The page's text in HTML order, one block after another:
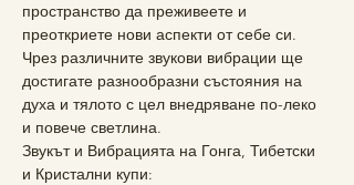
пространство да преживеете и
преоткриете нови аспекти от себе си.
Чрез различните звукови вибрации ще
достигате разнообразни състояния на
духа и тялото с цел внедряване по-леко
и повече светлина.
Звукът и Вибрацията на Гонга, Тибетски
и Кристални купи: